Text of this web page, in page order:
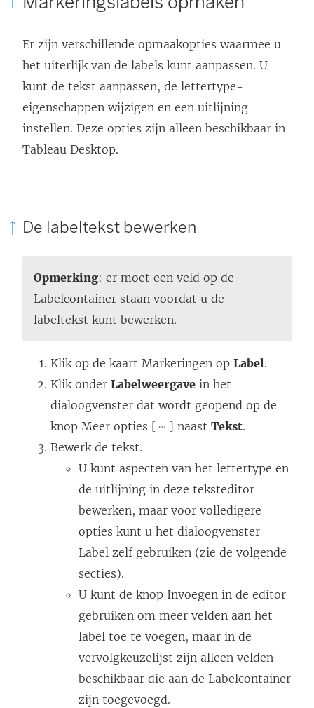
Er zijn verschillende opmaakopties waarmee u
het uiterlijk van de labels kunt aanpassen. U
kunt de tekst aanpassen, de lettertype-
eigenschappen wijzigen en een uitlijning
instellen. Deze opties zijn alleen beschikbaar in
Tableau Desktop.
De labeltekst bewerken
Opmerking: er moet een veld op de
Labelcontainer staan voordat u de
labeltekst kunt bewerken.
Klik op de kaart Markeringen op Label.
Klik onder Labelweergave in het
dialoogvenster dat wordt geopend op de
knop Meer opties [
] naast Tekst.
Bewerk de tekst.
U kunt aspecten van het lettertype en
de uitlijning in deze teksteditor
bewerken, maar voor volledigere
opties kunt u het dialoogvenster
Label zelf gebruiken (zie de volgende
secties).
U kunt de knop Invoegen in de editor
gebruiken om meer velden aan het
label toe te voegen, maar in de
vervolgkeuzelijst zijn alleen velden
beschikbaar die aan de Labelcontainer
zijn toegevoegd.